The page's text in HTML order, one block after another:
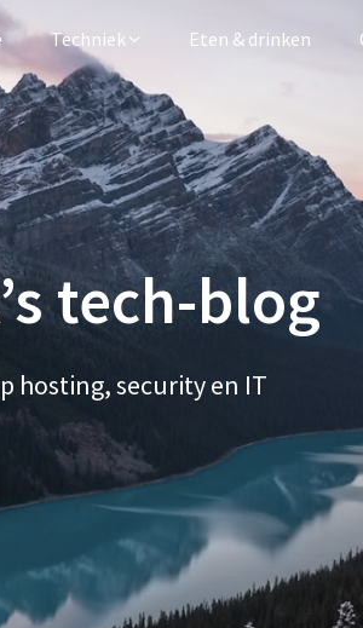
Techniek Eten & drinken
tech-blog
hosting, security en IT